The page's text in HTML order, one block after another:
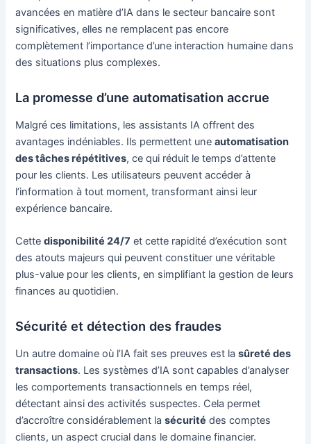
avancées en matière d’IA dans le secteur bancaire sont
significatives, elles ne remplacent pas encore
complètement l’importance d’une interaction humaine dans
des situations plus complexes.
La promesse d’une automatisation accrue
Malgré ces limitations, les assistants IA offrent des
avantages indéniables. Ils permettent uneautomatisation
des tâches répétitives, ce qui réduit le temps d’attente
pour les clients. Les utilisateurs peuvent accéder à
l’information à tout moment, transformant ainsi leur
expérience bancaire.
Cettedisponibilité 24/7 et cette rapidité d’exécution sont
des atouts majeurs qui peuvent constituer une véritable
plus-value pour les clients, en simplifiant la gestion de leurs
finances au quotidien.
Sécurité et détection des fraudes
Un autre domaine où l’IA fait ses preuves est lasûreté des
transactions. Les systèmes d’IA sont capables d’analyser
les comportements transactionnels en temps réel,
détectant ainsi des activités suspectes. Cela permet
d’accroître considérablement lasécurité des comptes
clients, un aspect crucial dans le domaine financier.